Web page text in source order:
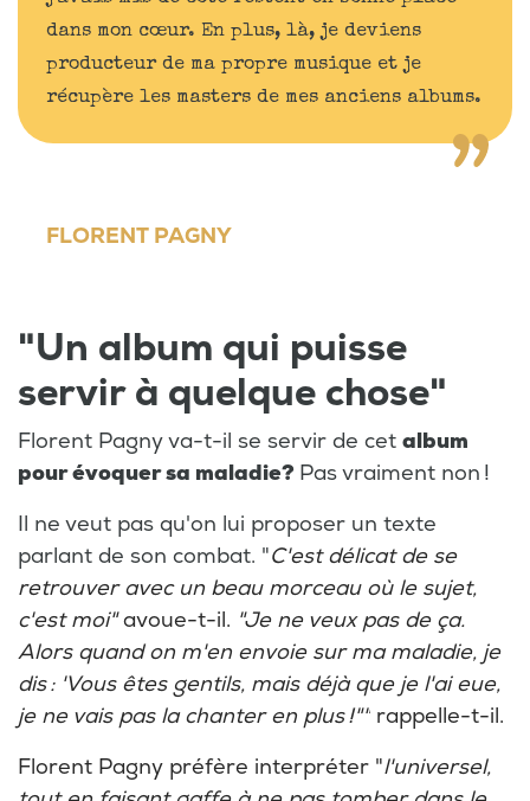
dans mon cœur. En plus, là, je deviens
producteur de ma propre musique et je
récupère les masters de mes anciens albums.
FLORENT PAGNY
"Un album qui puisse
servir à quelque chose"
Florent Pagny va-t-il se servir de cet album
pour évoquer sa maladie? Pas vraiment non !
Il ne veut pas qu'on lui proposer un texte
parlant de son combat. "C'est délicat de se
retrouver avec un beau morceau où le sujet,
c'est moi"avoue-t-il. "Je ne veux pas de ça.
Alors quand on m'en envoie sur ma maladie, je
dis : 'Vous êtes gentils, mais déjà que je l'ai eue,
je ne vais pas la chanter en plus !"" rappelle-t-il.
Florent Pagny préfère interpréter "l'universel,